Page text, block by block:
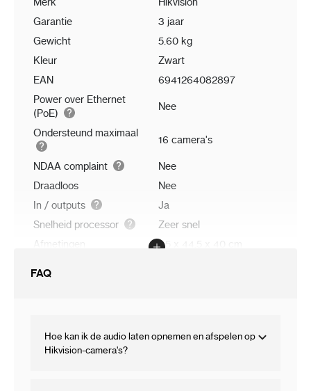
Garantie
3 jaar
Gewicht
5.60 kg
Kleur
Zwart
EAN
6941264082897
Power over Ethernet
(PoE)
Nee
Ondersteund maximaal
16 camera's
NDAA complaint
Nee
Draadloos
Nee
In / outputs
Ja
Snelheid processor
Zeer snel
Afmetingen
7.5 x 44.5 x 40 cm
FAQ
Hoe kan ik de audio laten opnemen en afspelen op
Hikvision-camera's?